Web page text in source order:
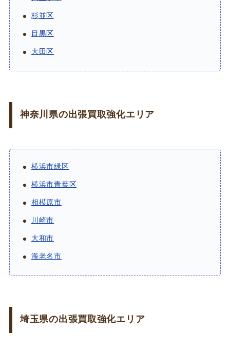
杉並区
目黒区
大田区
神奈川県の出張買取強化エリア
横浜市緑区
横浜市青葉区
相模原市
川崎市
大和市
海老名市
埼玉県の出張買取強化エリア